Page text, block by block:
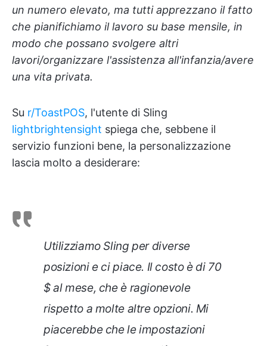
un numero elevato, ma tutti apprezzano il fatto
che pianifichiamo il lavoro su base mensile, in
modo che possano svolgere altri
lavori/organizzare l'assistenza all'infanzia/avere
una vita privata.
Su r/ToastPOS, l'utente di Sling
lightbrightensight spiega che, sebbene il
servizio funzioni bene, la personalizzazione
lascia molto a desiderare:
Utilizziamo Sling per diverse
posizioni e ci piace. Il costo è di 70
$ al mese, che è ragionevole
rispetto a molte altre opzioni. Mi
piacerebbe che le impostazioni